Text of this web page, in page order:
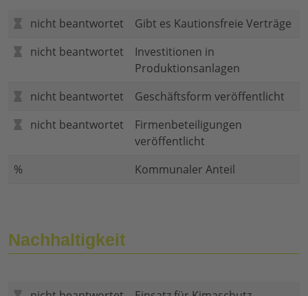
nicht beantwortet
Gibt es Kautionsfreie Verträge
nicht beantwortet
Investitionen in
Produktionsanlagen
nicht beantwortet
Geschäftsform veröffentlicht
nicht beantwortet
Firmenbeteiligungen
veröffentlicht
%
Kommunaler Anteil
Nachhaltigkeit